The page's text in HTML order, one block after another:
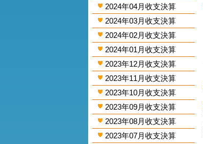
2024年04月收支決算
2024年03月收支決算
2024年02月收支決算
2024年01月收支決算
2023年12月收支決算
2023年11月收支決算
2023年10月收支決算
2023年09月收支決算
2023年08月收支決算
2023年07月收支決算